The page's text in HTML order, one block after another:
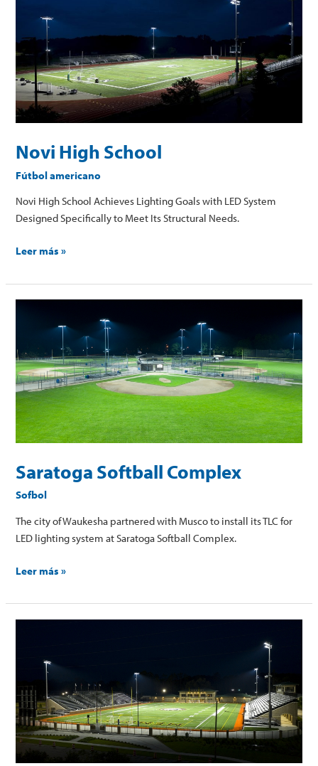
Novi High School
Fútbol americano
Novi High School Achieves Lighting Goals with LED System
Designed Specifically to Meet Its Structural Needs.
School
Leer más »
Saratoga Softball Complex
Sofbol
The city of Waukesha partnered with Musco to install its TLC for
LED lighting system at Saratoga Softball Complex.
Leer más »